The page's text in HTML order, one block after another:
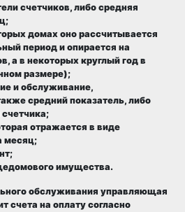
счетчиков, либо средняя
домах оно рассчитывается
период и опирается на
а в некоторых круглый год в
размере);
и обслуживание,
средний показатель, либо
счетчика;
отражается в виде
месяц;
имущества.
обслуживания управляющая
счета на оплату согласно